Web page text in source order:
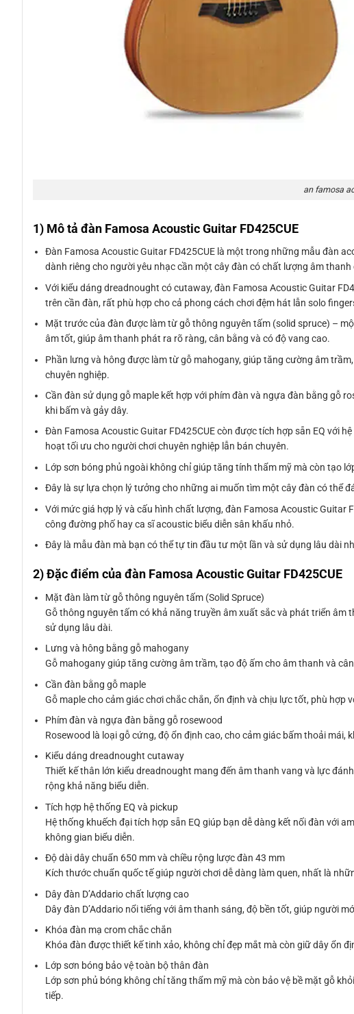
an famosa
1) Mô tả đàn Famosa Acoustic Guitar FD425CUE
Đàn Famosa Acoustic Guitar FD425CUE là một trong những mẫu đàn
dành riêng cho người yêu nhạc cần một cây đàn có chất lượng âm
Với kiểu dáng dreadnought có cutaway, đàn Famosa Acoustic Guitar
trên cần đàn, rất phù hợp cho cả phong cách chơi đệm hát lẫn solo
Mặt trước của đàn được làm từ gỗ thông nguyên tấm (solid spruce) –
âm tốt, giúp âm thanh phát ra rõ ràng, cân bằng và có độ vang cao.
Phần lưng và hông được làm từ gỗ mahogany, giúp tăng cường âm
chuyên nghiệp.
Cần đàn sử dụng gỗ maple kết hợp với phím đàn và ngựa đàn bằng gỗ
khi bấm và gảy dây.
Đàn Famosa Acoustic Guitar FD425CUE còn được tích hợp sẵn EQ với
hoạt tối ưu cho người chơi chuyên nghiệp lẫn bán chuyên.
Lớp sơn bóng phủ ngoài không chỉ giúp tăng tính thẩm mỹ mà còn tạo
Đây là sự lựa chọn lý tưởng cho những ai muốn tìm một cây đàn có thể
Với mức giá hợp lý và cấu hình chất lượng, đàn Famosa Acoustic Guitar
công đường phố hay ca sĩ acoustic biểu diễn sân khấu nhỏ.
Đây là mẫu đàn mà bạn có thể tự tin đầu tư một lần và sử dụng lâu dài
2) Đặc điểm của đàn Famosa Acoustic Guitar FD425CUE
Mặt đàn làm từ gỗ thông nguyên tấm (Solid Spruce)
Gỗ thông nguyên tấm có khả năng truyền âm xuất sắc và phát triển
sử dụng lâu dài.
Lưng và hông bằng gỗ mahogany
Gỗ mahogany giúp tăng cường âm trầm, tạo độ ấm cho âm thanh và
Cần đàn bằng gỗ maple
Gỗ maple cho cảm giác chơi chắc chắn, ổn định và chịu lực tốt, phù
Phím đàn và ngựa đàn bằng gỗ rosewood
Rosewood là loại gỗ cứng, độ ổn định cao, cho cảm giác bấm thoải
Kiểu dáng dreadnought cutaway
Thiết kế thân lớn kiểu dreadnought mang đến âm thanh vang và lực
rộng khả năng biểu diễn.
Tích hợp hệ thống EQ và pickup
Hệ thống khuếch đại tích hợp sẵn EQ giúp bạn dễ dàng kết nối đàn với
không gian biểu diễn.
Độ dài dây chuẩn 650 mm và chiều rộng lược đàn 43 mm
Kích thước chuẩn quốc tế giúp người chơi dễ dàng làm quen, nhất là
Dây đàn D’Addario chất lượng cao
Dây đàn D’Addario nổi tiếng với âm thanh sáng, độ bền tốt, giúp người
Khóa đàn mạ crom chắc chắn
Khóa đàn được thiết kế tinh xảo, không chỉ đẹp mắt mà còn giữ dây ổn
Lớp sơn bóng bảo vệ toàn bộ thân đàn
Lớp sơn phủ bóng không chỉ tăng thẩm mỹ mà còn bảo vệ bề mặt gỗ
tiếp.